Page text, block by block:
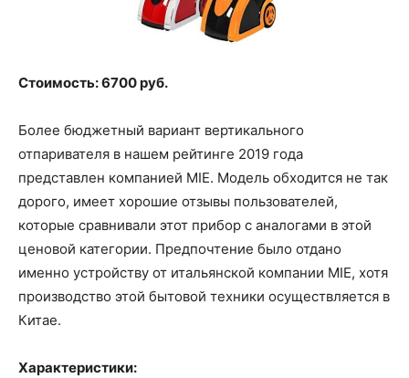
Стоимость: 6700 руб.
Более бюджетный вариант вертикального
отпаривателя в нашем рейтинге 2019 года
представлен компанией MIE. Модель обходится не так
дорого, имеет хорошие отзывы пользователей,
которые сравнивали этот прибор с аналогами в этой
ценовой категории. Предпочтение было отдано
именно устройству от итальянской компании MIE, хотя
производство этой бытовой техники осуществляется в
Китае.
Характеристики: